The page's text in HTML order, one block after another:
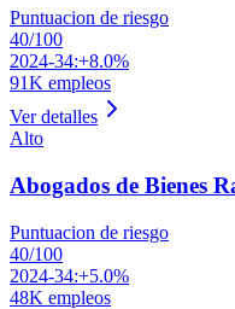
Puntuacion de riesgo
40/100
2024-34:+8.0%
91K empleos
Ver detalles
Alto
Abogados de Bienes
Puntuacion de riesgo
40/100
2024-34:+5.0%
48K empleos